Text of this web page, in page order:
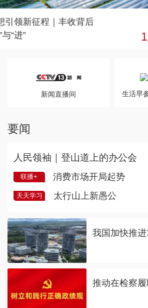
实干开新局｜新动能顶“梁”立柱
新闻直播间 生活早
要闻
人民领袖｜登山道上的办公会
联播+ 消费市场开局起势
天天学习 太行山上新愚公
我国加快推
推动在检察